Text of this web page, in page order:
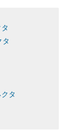
タ
タ